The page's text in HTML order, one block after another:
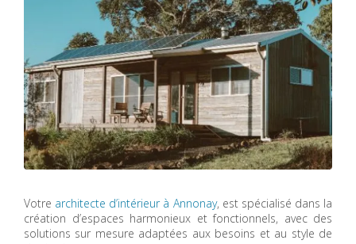
Votre architecte d’intérieur à Annonay, est spécialisé dans la
création d’espaces harmonieux et fonctionnels, avec des
solutions sur mesure adaptées aux besoins et au style de